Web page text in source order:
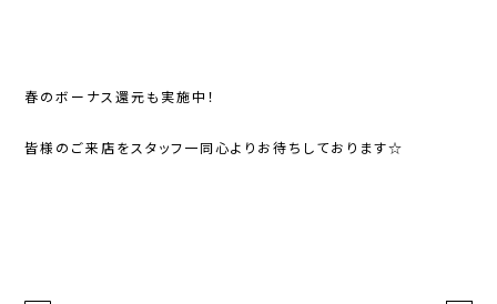
春のボーナス還元も実施中！
皆様のご来店をスタッフ一同心よりお待ちしております☆